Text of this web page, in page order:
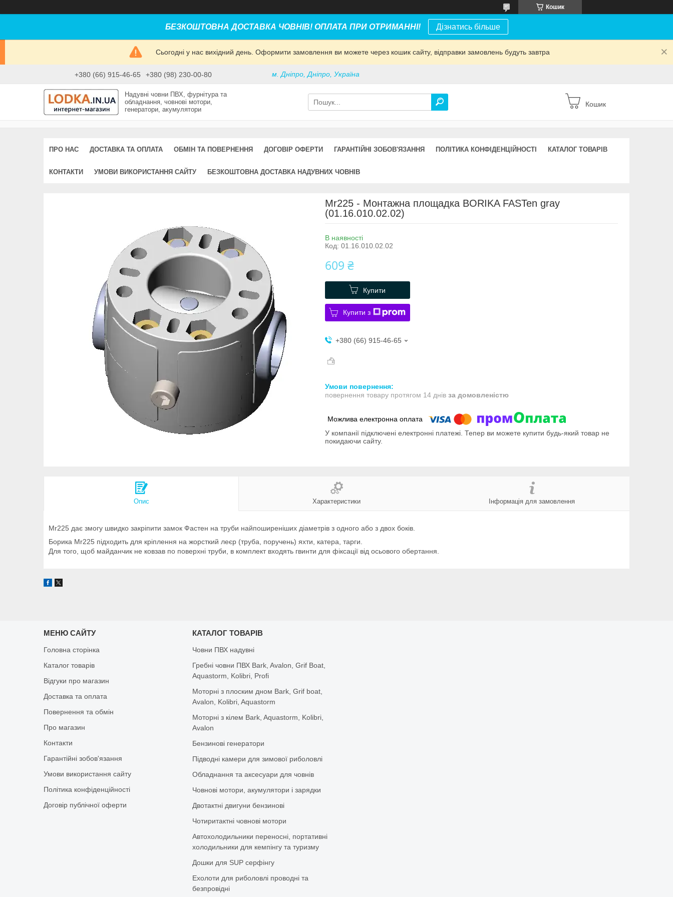
Кошик
БЕЗКОШТОВНА ДОСТАВКА ЧОВНІВ! ОПЛАТА ПРИ ОТРИМАННІ! Дізнатись більше
Сьогодні у нас вихідний день. Оформити замовлення ви можете через кошик сайту, відправки замовлень будуть завтра
+380 (66) 915-46-65 +380 (98) 230-00-80 м. Дніпро, Дніпро, Україна
Надувні човни ПВХ, фурнітура та
обладнання, човнові мотори,
генератори, акумулятори
Кошик
ПРО НАС ДОСТАВКА ТА ОПЛАТА ОБМІН ТА ПОВЕРНЕННЯ ДОГОВІР ОФЕРТИ ГАРАНТІЙНІ ЗОБОВ'ЯЗАННЯ ПОЛІТИКА КОНФІДЕНЦІЙНОСТІ КАТАЛОГ ТОВАРІВ
КОНТАКТИ УМОВИ ВИКОРИСТАННЯ САЙТУ БЕЗКОШТОВНА ДОСТАВКА НАДУВНИХ ЧОВНІВ
Mr225 - Монтажна площадка BORIKA FASTen gray
(01.16.010.02.02)
В наявності
Код: 01.16.010.02.02
609 ₴
Купити
Купити з
+380 (66) 915-46-65
повернення товару протягом 14 днів за домовленістю
У компанії підключені електронні платежі. Тепер ви можете купити будь-який товар не
покидаючи сайту.
Опис Характеристики Інформація для замовлення
Mr225 дає змогу швидко закріпити замок Фастен на труби найпоширеніших діаметрів з одного або з двох боків.
Борика Mr225 підходить для кріплення на жорсткий леєр (труба, поручень) яхти, катера, тарги.
Для того, щоб майданчик не ковзав по поверхні труби, в комплект входять гвинти для фіксації від осьового обертання.
МЕНЮ САЙТУ
Головна сторінка
Каталог товарів
Відгуки про магазин
Доставка та оплата
Повернення та обмін
Про магазин
Контакти
Гарантійні зобов'язання
Умови використання сайту
Політика конфіденційності
Договір публічної оферти
КАТАЛОГ ТОВАРІВ
Човни ПВХ надувні
Гребні човни ПВХ Bark, Avalon, Grif Boat,
Aquastorm, Kolibri, Profi
Моторні з плоским дном Bark, Grif boat,
Avalon, Kolibri, Aquastorm
Моторні з кілем Bark, Aquastorm, Kolibri,
Avalon
Бензинові генератори
Підводні камери для зимової риболовлі
Обладнання та аксесуари для човнів
Човнові мотори, акумулятори і зарядки
Двотактні двигуни бензинові
Чотиритактні човнові мотори
Автохолодильники переносні, портативні
холодильники для кемпінгу та туризму
Дошки для SUP серфінгу
Ехолоти для риболовлі проводні та
безпровідні